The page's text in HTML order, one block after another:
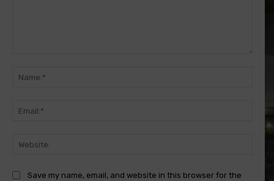
Save my name, email, and website in this browser for the